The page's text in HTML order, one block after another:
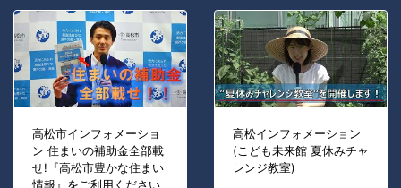
高松市インフォメーショ
ン 住まいの補助金全部載
せ!『高松市豊かな住まい
情報』をご利用ください
高松インフォメーション
(こども未来館 夏休みチャ
レンジ教室)